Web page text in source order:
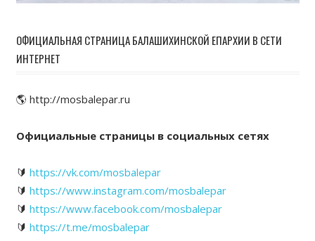
ОФИЦИАЛЬНАЯ СТРАНИЦА БАЛАШИХИНСКОЙ ЕПАРХИИ В СЕТИ
ИНТЕРНЕТ
🌎 http://mosbalepar.ru
Официальные страницы в социальных сетях
🔰 https://vk.com/mosbalepar
🔰 https://www.instagram.com/mosbalepar
🔰 https://www.facebook.com/mosbalepar
🔰 https://t.me/mosbalepar